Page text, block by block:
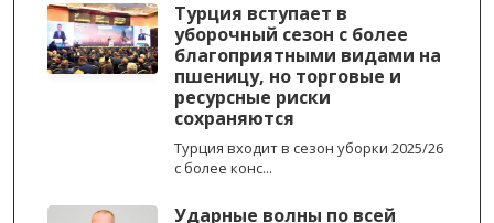
Турция вступает в
уборочный сезон с более
благоприятными видами на
пшеницу, но торговые и
ресурсные риски
сохраняются
Турция входит в сезон уборки 2025/26
с более конс...
Ударные волны по всей